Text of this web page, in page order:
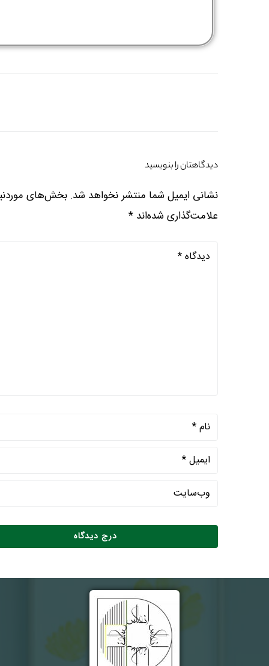
دیدگاهتان را بنویسید
نشانی ایمیل شما منتشر نخواهد شد. بخش‌های
علامت‌گذاری شده‌اند *